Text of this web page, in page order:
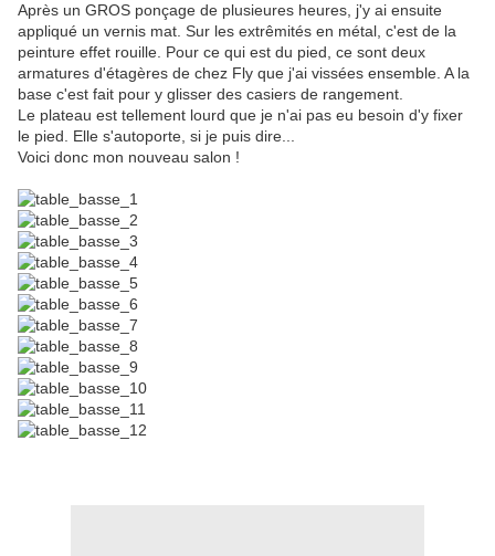
Après un GROS ponçage de plusieures heures, j'y ai ensuite
appliqué un vernis mat. Sur les extrêmités en métal, c'est de la
peinture effet rouille. Pour ce qui est du pied, ce sont deux
armatures d'étagères de chez Fly que j'ai vissées ensemble. A la
base c'est fait pour y glisser des casiers de rangement.
Le plateau est tellement lourd que je n'ai pas eu besoin d'y fixer
le pied. Elle s'autoporte, si je puis dire...
Voici donc mon nouveau salon !